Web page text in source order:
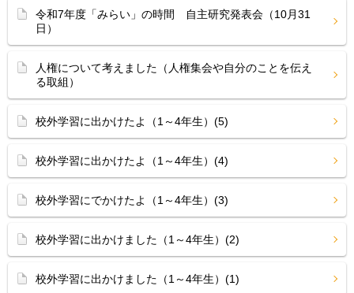
令和7年度「みらい」の時間 自主研究発表会（10月31
日）
人権について考えました（人権集会や自分のことを伝え
る取組）
校外学習に出かけたよ（1～4年生）(5)
校外学習に出かけたよ（1～4年生）(4)
校外学習にでかけたよ（1～4年生）(3)
校外学習に出かけました（1～4年生）(2)
校外学習に出かけました（1～4年生）(1)